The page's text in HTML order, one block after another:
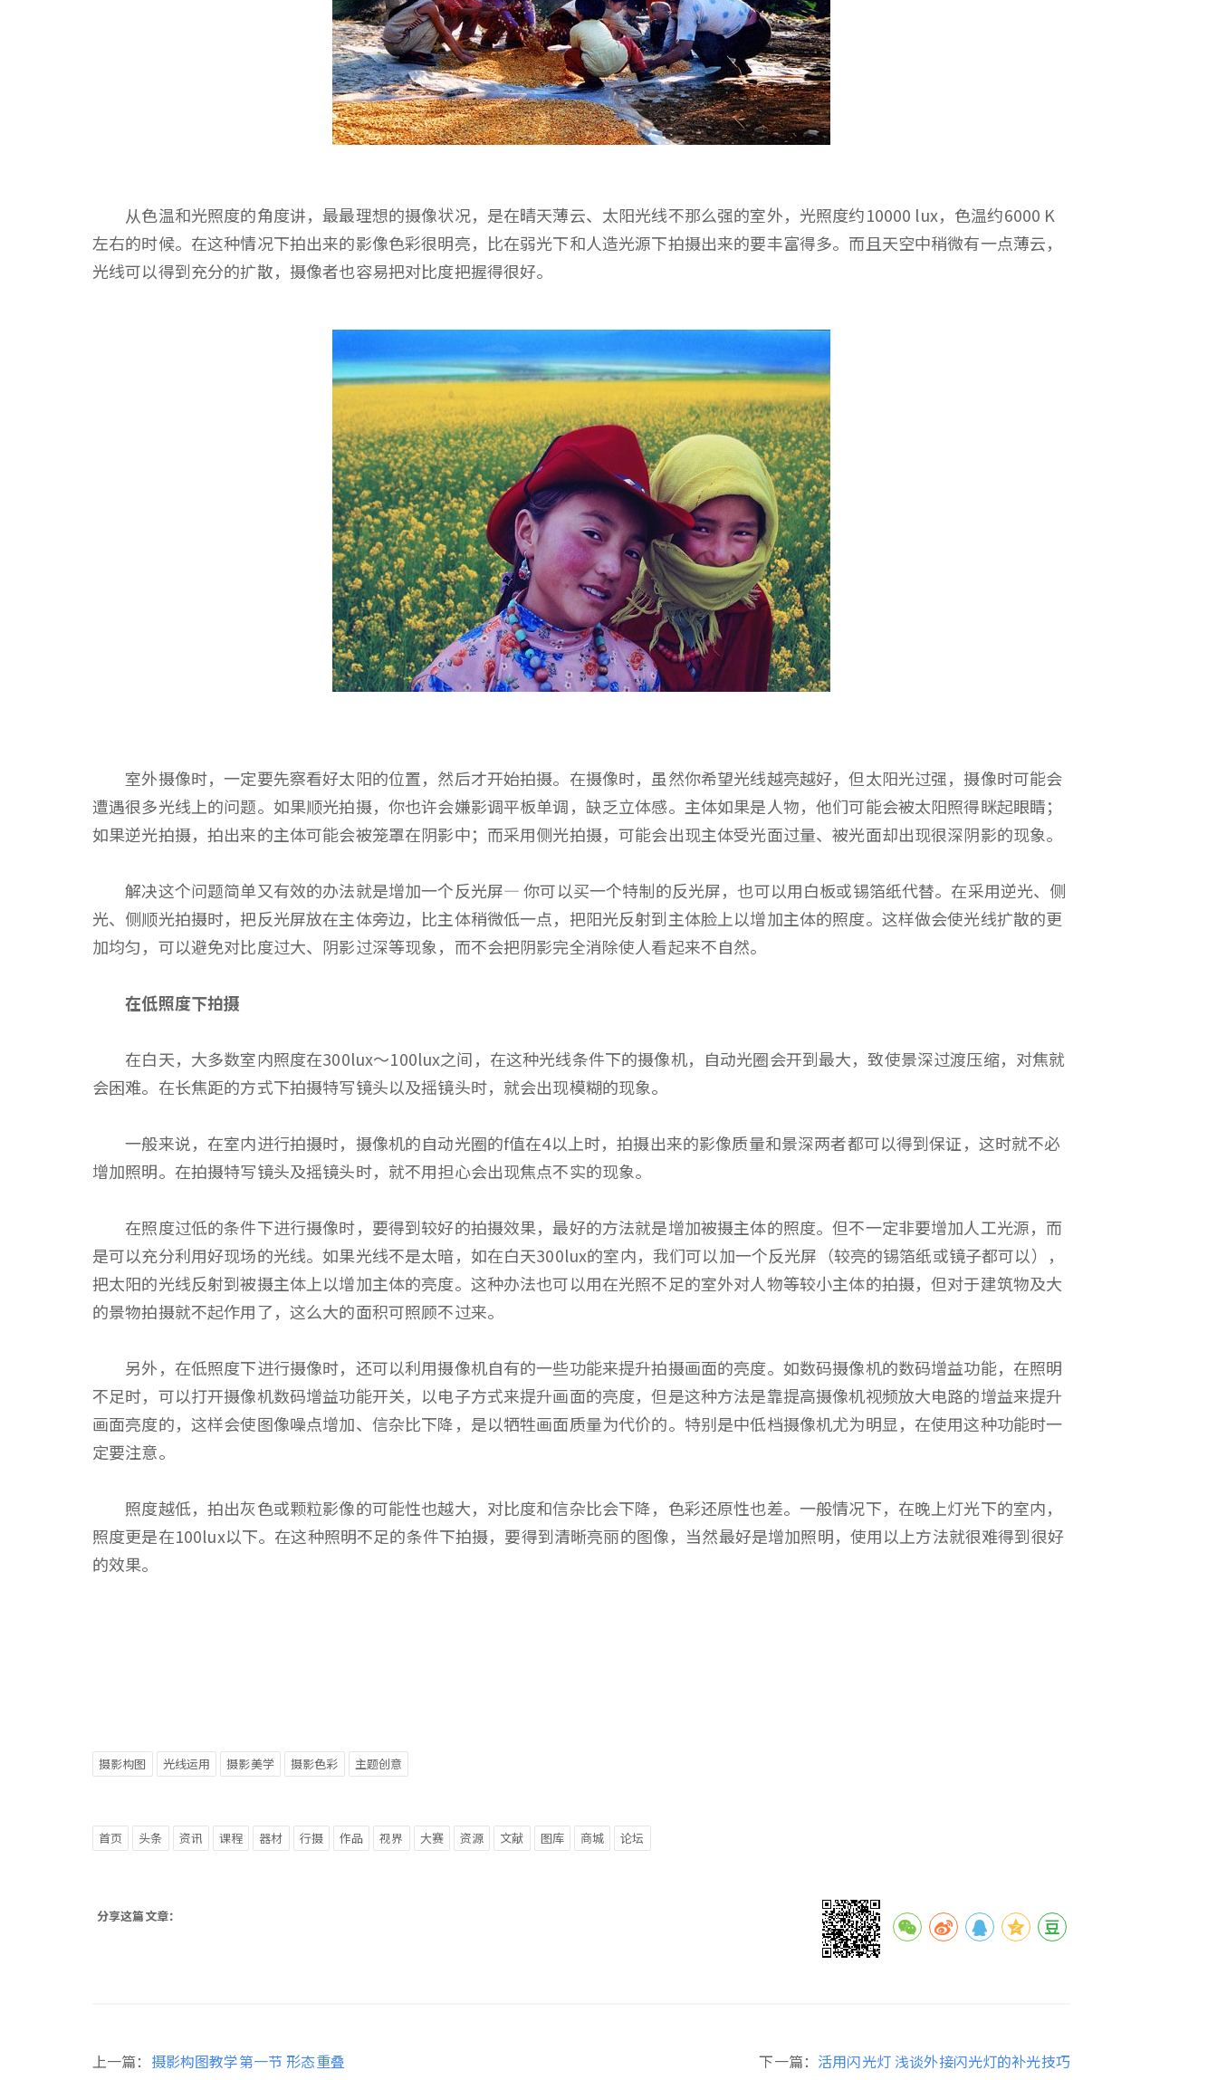
从色温和光照度的角度讲，最最理想的摄像状况，是在晴天薄云、太阳光线不那么强的室外，光照度约10000 lux，色温约6000 K
左右的时候。在这种情况下拍出来的影像色彩很明亮，比在弱光下和人造光源下拍摄出来的要丰富得多。而且天空中稍微有一点薄云，
光线可以得到充分的扩散，摄像者也容易把对比度把握得很好。
室外摄像时，一定要先察看好太阳的位置，然后才开始拍摄。在摄像时，虽然你希望光线越亮越好，但太阳光过强，摄像时可能会
遭遇很多光线上的问题。如果顺光拍摄，你也许会嫌影调平板单调，缺乏立体感。主体如果是人物，他们可能会被太阳照得眯起眼睛；
如果逆光拍摄，拍出来的主体可能会被笼罩在阴影中；而采用侧光拍摄，可能会出现主体受光面过量、被光面却出现很深阴影的现象。
解决这个问题简单又有效的办法就是增加一个反光屏— 你可以买一个特制的反光屏，也可以用白板或锡箔纸代替。在采用逆光、侧
光、侧顺光拍摄时，把反光屏放在主体旁边，比主体稍微低一点，把阳光反射到主体脸上以增加主体的照度。这样做会使光线扩散的更
加均匀，可以避免对比度过大、阴影过深等现象，而不会把阴影完全消除使人看起来不自然。
在低照度下拍摄
在白天，大多数室内照度在300lux～100lux之间，在这种光线条件下的摄像机，自动光圈会开到最大，致使景深过渡压缩，对焦就
会困难。在长焦距的方式下拍摄特写镜头以及摇镜头时，就会出现模糊的现象。
一般来说，在室内进行拍摄时，摄像机的自动光圈的f值在4以上时，拍摄出来的影像质量和景深两者都可以得到保证，这时就不必
增加照明。在拍摄特写镜头及摇镜头时，就不用担心会出现焦点不实的现象。
在照度过低的条件下进行摄像时，要得到较好的拍摄效果，最好的方法就是增加被摄主体的照度。但不一定非要增加人工光源，而
是可以充分利用好现场的光线。如果光线不是太暗，如在白天300lux的室内，我们可以加一个反光屏（较亮的锡箔纸或镜子都可以），
把太阳的光线反射到被摄主体上以增加主体的亮度。这种办法也可以用在光照不足的室外对人物等较小主体的拍摄，但对于建筑物及大
的景物拍摄就不起作用了，这么大的面积可照顾不过来。
另外，在低照度下进行摄像时，还可以利用摄像机自有的一些功能来提升拍摄画面的亮度。如数码摄像机的数码增益功能，在照明
不足时，可以打开摄像机数码增益功能开关，以电子方式来提升画面的亮度，但是这种方法是靠提高摄像机视频放大电路的增益来提升
画面亮度的，这样会使图像噪点增加、信杂比下降，是以牺牲画面质量为代价的。特别是中低档摄像机尤为明显，在使用这种功能时一
定要注意。
照度越低，拍出灰色或颗粒影像的可能性也越大，对比度和信杂比会下降，色彩还原性也差。一般情况下，在晚上灯光下的室内，
照度更是在100lux以下。在这种照明不足的条件下拍摄，要得到清晰亮丽的图像，当然最好是增加照明，使用以上方法就很难得到很好
的效果。
摄影构图 光线运用 摄影美学 摄影色彩 主题创意
首页 头条 资讯 课程 器材 行摄 作品 视界 大赛 资源 文献 图库 商城 论坛
分享这篇文章：
上一篇： 摄影构图教学第一节 形态重叠 下一篇： 活用闪光灯 浅谈外接闪光灯的补光技巧